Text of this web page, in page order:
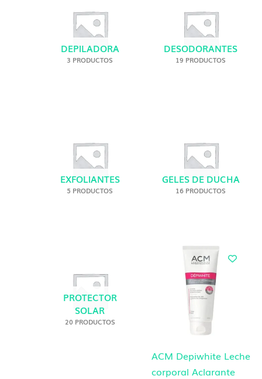
DEPILADORA
3 PRODUCTOS
DESODORANTES
19 PRODUCTOS
EXFOLIANTES
5 PRODUCTOS
GELES DE DUCHA
16 PRODUCTOS
PROTECTOR
SOLAR
20 PRODUCTOS
ACM Depiwhite Leche
corporal Aclarante